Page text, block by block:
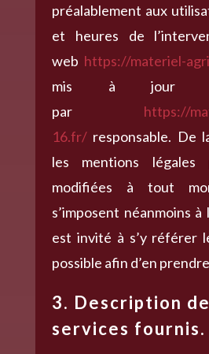
préalablement aux
et heures de
web https://materiel-
mis à jour
par
https://
16.fr/ responsable. De
les mentions légales
modifiées à tout
s’imposent néanmoins
est invité à s’y référer
possible afin d’en
3. Description
services fournis.